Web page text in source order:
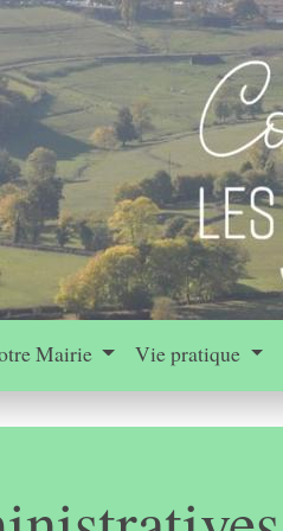
Mairie Vie pratique